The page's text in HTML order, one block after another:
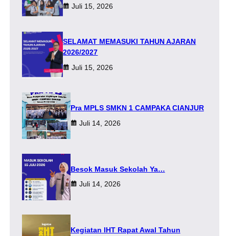
Juli 15, 2026
SELAMAT MEMASUKI TAHUN AJARAN
2026/2027
Juli 15, 2026
Pra MPLS SMKN 1 CAMPAKA CIANJUR
Juli 14, 2026
Besok Masuk Sekolah Ya…
Juli 14, 2026
Kegiatan IHT Rapat Awal Tahun